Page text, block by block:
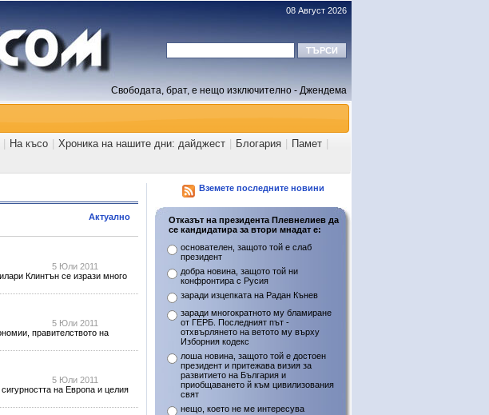
08 Август 2026
Свободата, брат, е нещо изключително - Джендема
На късо Хроника на нашите дни: дайджест Блогария Памет
Актуално
5 Юли 2011
Клинтън се изрази много
5 Юли 2011
правителството на
5 Юли 2011
на Европа и целия
Вземете последните новини
Отказът на президента Плевнелиев да
се кандидатира за втори мнадат е:
основателен, защото той е слаб
президент
добра новина, защото той ни
конфронтира с Русия
заради изцепката на Радан Кънев
заради многократното му бламиране
от ГЕРБ. Последният път -
отхвърлянето на ветото му върху
Изборния кодекс
лоша новина, защото той е достоен
президент и притежава визия за
развитието на България и
приобщаването й към цивилизования
свят
нещо, което не ме интересува